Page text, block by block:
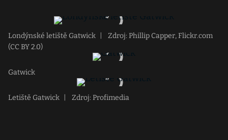
Londýnské letiště Gatwick
Zdroj: Phillip Capper, Flickr.com
(CC BY 2.0)
Gatwick
Letiště Gatwick Zdroj: Profimedia